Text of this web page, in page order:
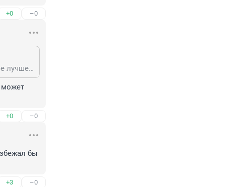
+0 –0
Все пишут с такой жестокостью,так и хочется сказать,чем же тогда мы все лучше? А тут,первый раз сталкиваюсь с такой правдой-пишешь, так как именно хочешь,чтоб было. И как правило это сбывается.На самом деле-лучше детям отдали за лечение средства,а нелюди пусть эти средства зарабатывают!Если жить хотят...
может
+0 –0
бы
+3 –0